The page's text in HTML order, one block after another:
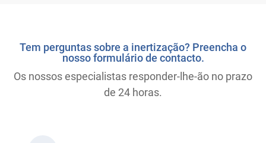
Tem perguntas sobre a inertização? Preencha o
nosso formulário de contacto.
Os nossos especialistas responder-lhe-ão no prazo
de 24 horas.